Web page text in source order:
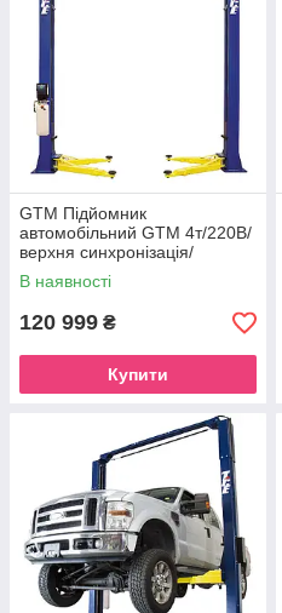
GTM Підйомник
автомобільний GTM 4т/220В/
верхня синхронізація/
мех.замки
В наявності
120 999 ₴
Купити